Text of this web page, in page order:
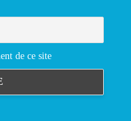
de ce site